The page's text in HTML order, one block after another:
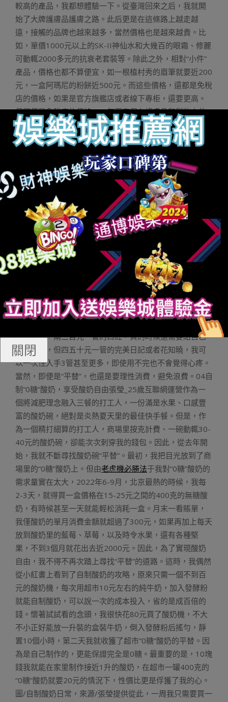
較高的產品，我都想體驗一下。從臺灣回來之后，我就開
始了大牌護膚品護膚之路。此后更是在這條路上越走越
遠，接觸的品牌也越來越多，當然價格也是越來越貴。比
如，單價1000元以上的SK-II神仙水和大幾百的眼霜、修麗
可動輒2000多元的抗衰老套裝等。除此之外，相對“小件”
產品，價格也都不算便宜，如一根植村秀的眉筆就要近200
元，一盒阿瑪尼的粉餅近500元。而這些價格，還都是免稅
店的價格，如果是官方旗艦店或者線下專柜，還要更高。
但即便是免稅店的價格，一年下來用在護膚品和彩妝上的
開銷，也并非小數。直到2018年底左右，我發現身邊的朋
友或同事，在聊護膚品的時候，提到的很多品牌我都沒有
聽過。最初我以為是大牌集團旗下的新品，了解過后才知
道，原來都是國產品牌，而且幾乎每個品牌都至少有一個
代表性產品。我也是從那個時候開始，慢慢地開始接觸了
國產品牌。先是從彩妝開始，我記得買的第一個國產品牌
的口紅是“潤百顏和故宮聯名的變色人魚姬”，后來便一發不
可收拾。陸續買過完美日記、花西子、花知曉的口紅、眉
筆、腮紅、粉餅等多款產品。圖/小黃鴨購買的部分國產品
牌口紅，來源/小黃鴨供圖再后來，就連水乳精華、洗面
奶、防曬霜等也都換成了國產品牌。華熙生物各種顏色的
次拋精華和糙米水、稀物集的洗面奶和卸妝膏、溪木源的
水乳和面膜等。客觀來講，國產品牌在功能或者功效上，
不能完全“平替”大牌產品，但如果和價格相結合，談到性價
比的話，那就真的“太香”了。一瓶動輒上千元的護膚品，灑
一點都會心疼，但幾十元的糙米水，可以隨心所欲的用。
口紅也是，兩三百元一管的口紅，買的時候還需要給自己
一個理由，但四五十元一管的完美日記或者花知曉，我可
以一次性入手3管甚至更多，即使用不完也不會覺得心疼。
當然，即便是“平替”，也還是要理性消費，避免浪費。04自
制“0糖”酸奶，享受酸奶自由張瑩_25歲互聯網運營作為一
個將減肥理念融入三餐的打工人，一份滿是水果、口感豐
富的酸奶碗，絕對是炎熱夏天里的最佳快手餐。但是，作
為一個精打細算的打工人，商場里按克計費、一碗動輒30-
40元的酸奶碗，卻能次次刺穿我的錢包。因此，從去年開
始，我就不斷尋找酸奶碗“平替”。最初，我把目光放到了商
場里的“0糖”酸奶上。但由老虎機必勝法于我對“0糖”酸奶的
需求量實在太大，2022年6-9月，北京最熱的時候，我每
2-3天，就得買一盒價格在15-25元之間的400克的無糖酸
奶，有時候甚至一天就能輕松消耗一盒。月末一看賬單，
我僅酸奶的單月消費金額就超過了300元，如果再加上每天
放到酸奶里的藍莓、草莓，以及時令水果，還有各種堅
果，不到3個月就花出去近2000元。因此，為了實現酸奶
自由，我不得不再次踏上尋找“平替”的道路。這時，我偶然
從小紅書上看到了自制酸奶的攻略，原來只需一個不到百
元的酸奶機，每次用超市10元左右的純牛奶，加入發酵粉
就能自制酸奶，可以說一次的成本投入，省的是成百倍的
錢。懷著試試看的念頭，我很快花80元買了酸奶機，不大
不小正好能放一升裝的盒裝牛奶，倒入發酵粉后搖勻，靜
置10個小時，第二天我就收獲了超市“0糖”酸奶的平替。因
為是自己制作的，更能保證完全是0糖。最重要的是，10塊
錢我就能在家里制作接近1升的酸奶，在超市一罐400克的
“0糖”酸奶就要20元的情況下，性價比更是俘獲了我的心。
圖/自制酸奶日常，來源/張瑩提供從此，一周我只需要買一
關閉